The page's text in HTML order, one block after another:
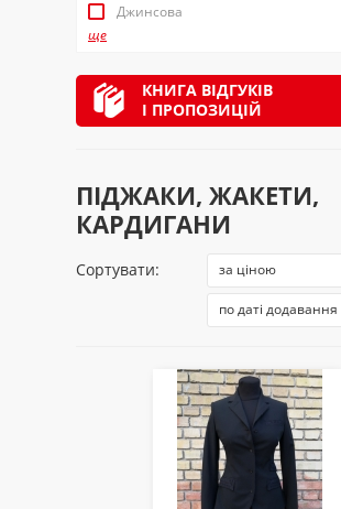
Джинсова
ще
КНИГА ВІДГУКІВ
І ПРОПОЗИЦІЙ
ПІДЖАКИ, ЖАКЕТИ,
КАРДИГАНИ
Сортувати: за ціною
по даті додавання